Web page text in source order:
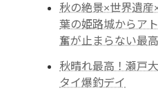
秋の絶景×世界遺
葉の姫路城からア
奮が止まらない最
秋晴れ最高！瀬戸
タイ爆釣デイ